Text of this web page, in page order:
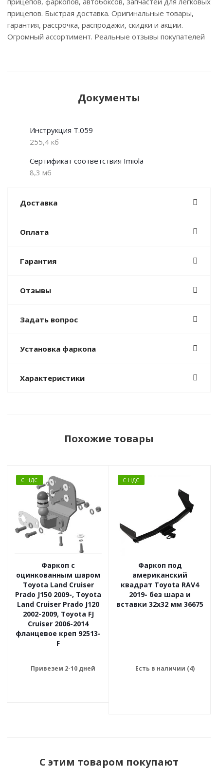
прицепов. Быстрая доставка. Оригинальные товары,
гарантия, рассрочка, распродажи, скидки и акции.
Огромный ассортимент. Реальные отзывы покупателей
Документы
Инструкция T.059
255,4 кб
Сертификат соответствия Imiola
8,3 мб
Доставка
Оплата
Гарантия
Отзывы
Задать вопрос
Установка фаркопа
Характеристики
Похожие товары
С НДС
Фаркоп с
оцинкованным шаром
Toyota Land Cruiser
Prado J150 2009-, Toyota
Land Cruiser Prado J120
2002-2009, Toyota FJ
Cruiser 2006-2014
фланцевое креп 92513-
F
Привезем 2-10 дней
С НДС
Фаркоп под
американский
квадрат Toyota RAV4
2019- без шара и
вставки 32x32 мм 36675
Есть в наличии (4)
С этим товаром покупают